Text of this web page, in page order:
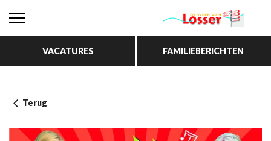
VACATURES FAMILIEBERICHTEN
Terug